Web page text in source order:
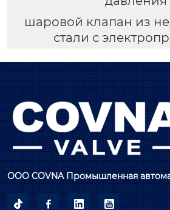
шаровой клапан из
стали с
ООО COVNA Промышленная
   